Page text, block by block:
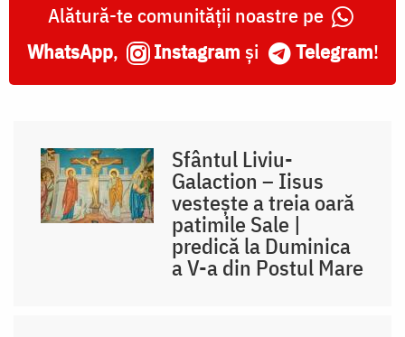
Alătură-te comunității noastre pe
WhatsApp, Instagram și Telegram!
Sfântul Liviu-
Galaction – Iisus
vesteşte a treia oară
patimile Sale |
predică la Duminica
a V-a din Postul Mare